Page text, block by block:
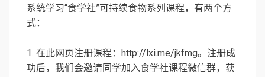
系统学习“食学社”可持续食物系列课程，有两个方
式：
1. 在此网页注册课程：http://lxi.me/jkfmg。注册成
功后，我们会邀请同学加入食学社课程微信群，获